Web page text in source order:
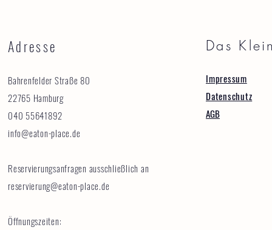
Adresse
Bahrenfelder Straße 80
22765 Hamburg
040 55641892
info@eaton-place.de
Reservierungsanfragen ausschließlich an
reservierung@eaton-place.de
Öffnungszeiten:
Das
Impressum
Datenschutz
AGB